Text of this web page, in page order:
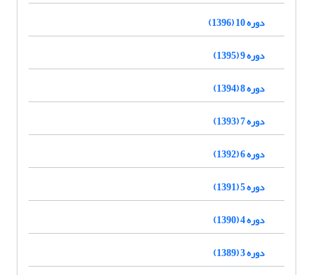
دوره 10 (1396)
دوره 9 (1395)
دوره 8 (1394)
دوره 7 (1393)
دوره 6 (1392)
دوره 5 (1391)
دوره 4 (1390)
دوره 3 (1389)